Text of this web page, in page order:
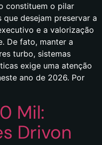
constituem o pilar
desejam preservar a
e a valorização
De fato, manter a
turbo, sistemas
exige uma atenção
ano de 2026. Por
Mil:
Drivon